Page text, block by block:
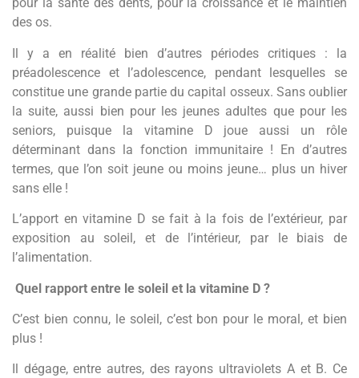
pour la santé des dents, pour la croissance et le maintien
des os.
Il y a en réalité bien d’autres périodes critiques : la
préadolescence et l’adolescence, pendant lesquelles se
constitue une grande partie du capital osseux. Sans oublier
la suite, aussi bien pour les jeunes adultes que pour les
seniors, puisque la vitamine D joue aussi un rôle
déterminant dans la fonction immunitaire ! En d’autres
termes, que l’on soit jeune ou moins jeune… plus un hiver
sans elle !
L’apport en vitamine D se fait à la fois de l’extérieur, par
exposition au soleil, et de l’intérieur, par le biais de
l’alimentation.
Quel rapport entre le soleil et la vitamine D ?
C’est bien connu, le soleil, c’est bon pour le moral, et bien
plus !
Il dégage, entre autres, des rayons ultraviolets A et B. Ce